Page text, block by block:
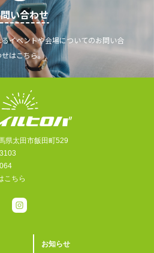
い合わせ
イベントや会場についてのお問い合
せはこちら。
太田市飯田町529
こちら
お知らせ